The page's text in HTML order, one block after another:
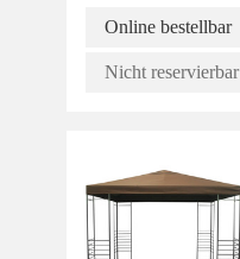
Online bestellbar
Nicht reservierbar